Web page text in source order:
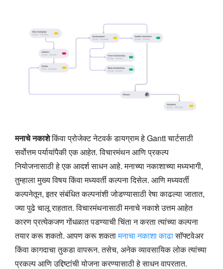
मनाचे नकाशेकिंवा प्रोजेक्ट नेटवर्क डायग्राम हे Gantt चार्टसाठी
सर्वोत्तम पर्यायांपैकी एक आहेत. विचारमंथन आणि प्रकल्प
नियोजनासाठी हे एक आदर्श साधन आहे. मनाच्या नकाशाच्या मध्यभागी,
तुम्हाला मुख्य विषय किंवा मध्यवर्ती कल्पना दिसेल. आणि मध्यवर्ती
कल्पनेतून, इतर संबंधित कल्पनांशी जोडण्यासाठी रेषा काढल्या जातात,
ज्या पुढे चालू राहतात. विचारमंथनासाठी मनाचे नकाशे उत्तम आहेत
कारण प्रत्येकजण गोंधळात पडण्याची चिंता न करता त्यांच्या कल्पना
तयार करू शकतो. आपण करू शकतामनाचा नकाशा काढासॉफ्टवेअर
किंवा कागदाचा तुकडा वापरून. तसेच, अनेक व्यावसायिक लोक त्यांच्या
प्रकल्प आणि उद्दिष्टांची योजना करण्यासाठी हे साधन वापरतात.